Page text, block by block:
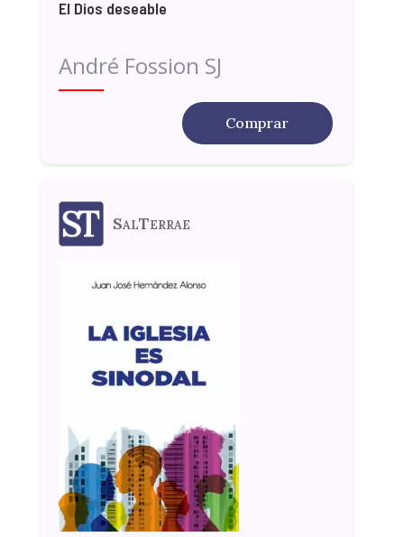
El Dios deseable
André Fossion SJ
Comprar
SalTerrae